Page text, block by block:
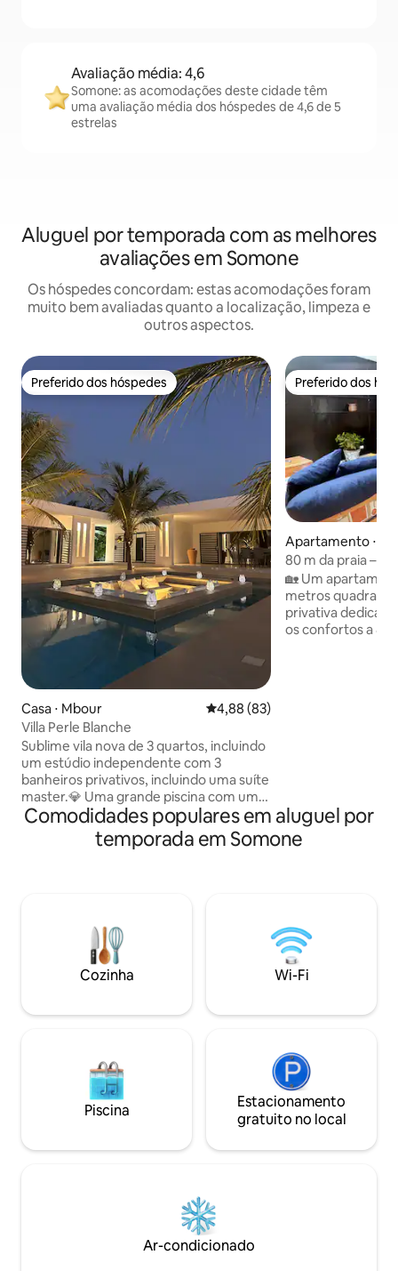
Avaliação média: 4,6
Somone: as acomodações deste cidade têm
uma avaliação média dos hóspedes de 4,6 de 5
estrelas
Aluguel por temporada com as melhores
avaliações em Somone
Os hóspedes concordam: estas acomodações foram
muito bem avaliadas quanto a localização, limpeza e
outros aspectos.
Preferido dos hóspedes
Preferido dos hóspedes
Casa ⋅ Mbour 4,88 de uma avaliação média
4,88 (83)
Villa Perle Blanche
Sublime vila nova de 3 quartos, incluindo
um estúdio independente com 3
banheiros privativos, incluindo uma suíte
master.💎 Uma grande piscina com uma
magnífica sala de estar submersa, bem
como camas e espreguiçadeiras. Uma
grande sala de estar com cozinha
Fácil acesso a 30 minutos do aeroporto
Blaise Diagne, em Nguerigne, a 10
minutos das praias de Somone e a 15
minutos de Saly.⭐️
Preferido dos
Preferido dos
Apartamento ⋅
80 m da praia –
independente
🏡 Um
metros
privativa
os confortos a 80
banheiros
Comodidades populares em aluguel por
temporada em Somone
Cozinha Wi-Fi
Piscina
Estacionamento
gratuito no local
Ar-condicionado